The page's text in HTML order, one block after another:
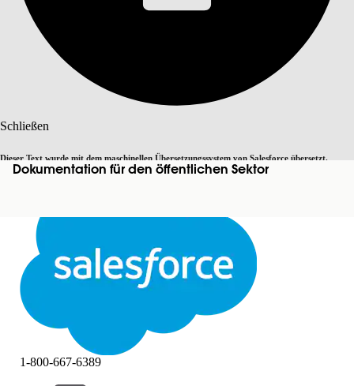
Schließen
Dieser Text wurde mit dem maschinellen Übersetzungssystem von Salesforce übersetzt.
Weitere Details finden Sie hier. Zu Englisch wechseln Nicht jetzt
Schließen
Dokumentation für den öffentlichen Sektor
1-800-667-6389